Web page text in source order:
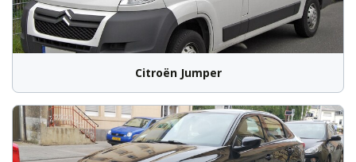
Citroën Jumper